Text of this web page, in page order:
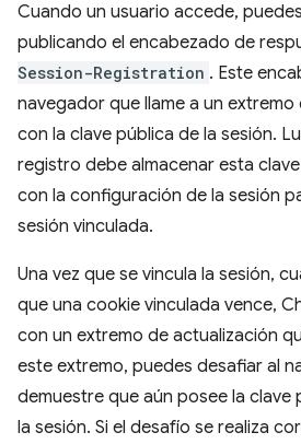
Cuando un usuario accede,
publicando el encabezado de
Session-Registration . Este
navegador que llame a un
con la clave pública de la sesión.
registro debe almacenar esta
con la configuración de la sesión
sesión vinculada.
Una vez que se vincula la sesión,
que una cookie vinculada vence,
con un extremo de actualización
este extremo, puedes desafiar al
demuestre que aún posee la clave
la sesión. Si el desafío se realiza